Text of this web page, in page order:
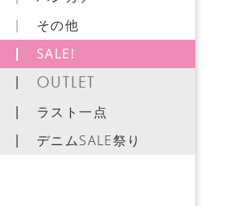
その他
SALE!
OUTLET
ラスト一点
デニムSALE祭り